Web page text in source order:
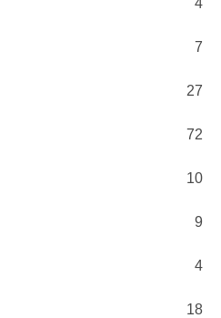
4
7
27
72
10
9
4
18